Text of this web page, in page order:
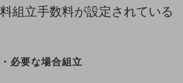
組立手数料が設定されている
必要な場合組立